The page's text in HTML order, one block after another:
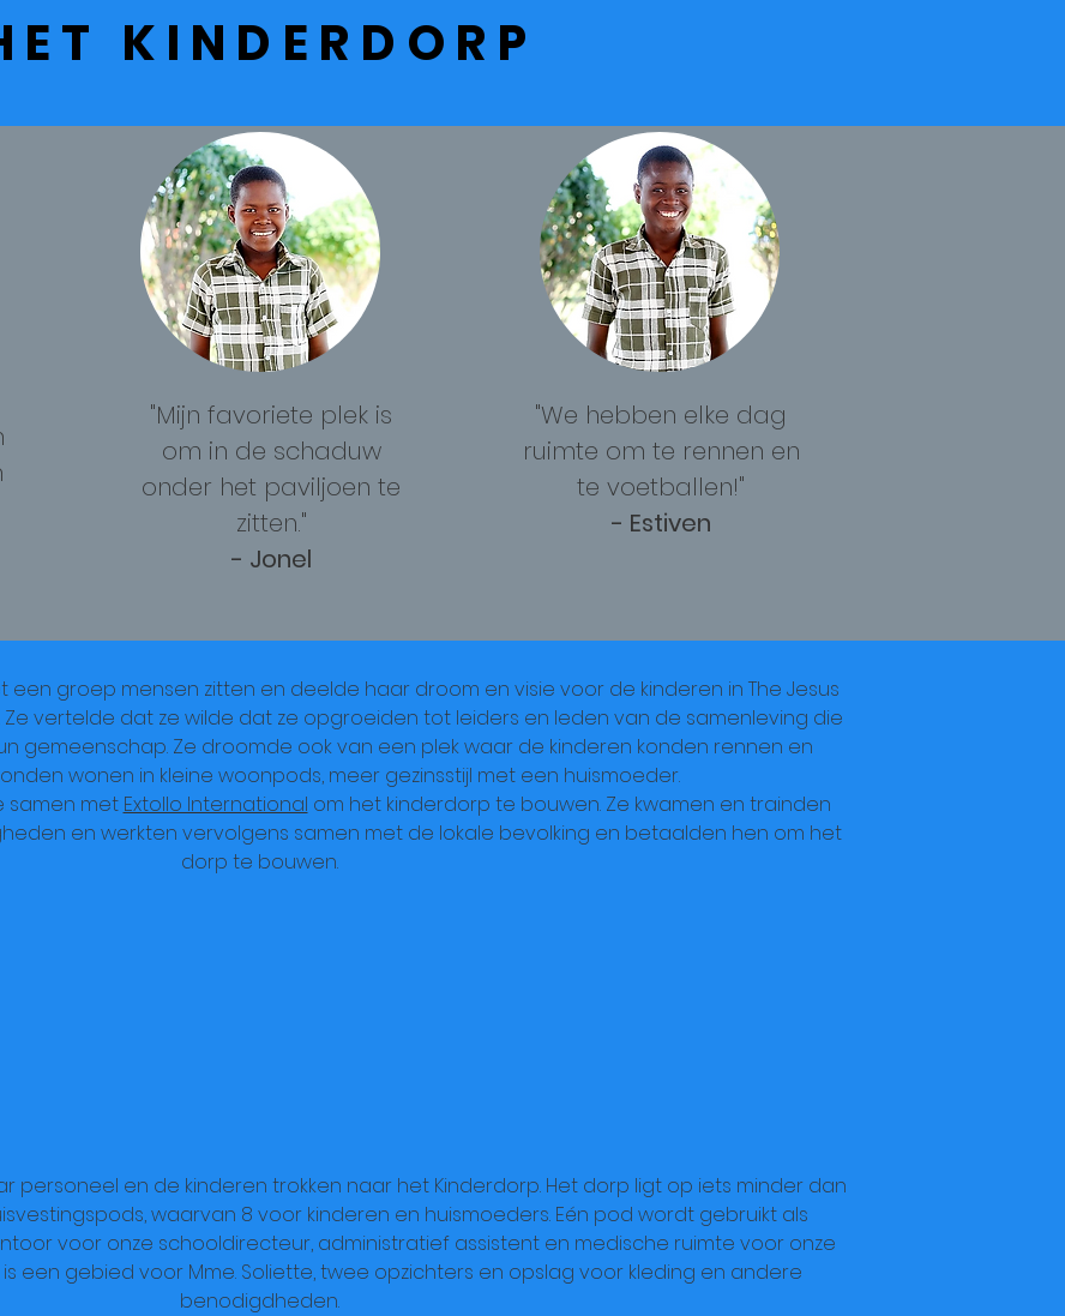
KINDERDORP
"Mijn favoriete plek is
om in de schaduw
onder het paviljoen te
zitten."
- Jonel
"We hebben elke dag
ruimte om te rennen en
te voetballen!"
- Estiven
een groep mensen zitten en deelde haar droom en visie voor de kinderen in The Jesus
Ze vertelde dat ze wilde dat ze opgroeiden tot leiders en leden van de samenleving die
gemeenschap. Ze droomde ook van een plek waar de kinderen konden rennen en
wonen in kleine woonpods, meer gezinsstijl met een huismoeder.
samen met Extollo International om het kinderdorp te bouwen. Ze kwamen en trainden
en werkten vervolgens samen met de lokale bevolking en betaalden hen om het
dorp te bouwen.
personeel en de kinderen trokken naar het Kinderdorp. Het dorp ligt op iets minder dan
waarvan 8 voor kinderen en huismoeders. Eén pod wordt gebruikt als
voor onze schooldirecteur, administratief assistent en medische ruimte voor onze
een gebied voor Mme. Soliette, twee opzichters en opslag voor kleding en andere
benodigdheden.